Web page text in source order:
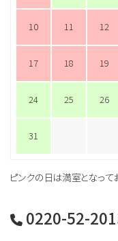
10 11 12
17 18 19
24 25 26
31
ピンクの日は満室となって
0220-52-